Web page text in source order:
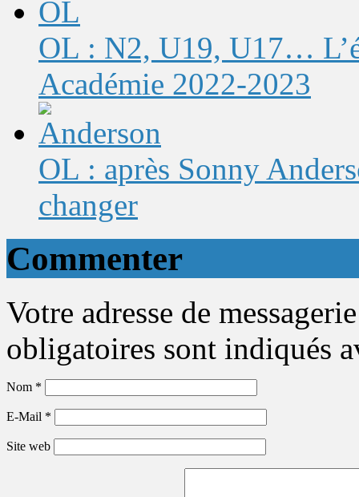
OL : N2, U19, U17…
Académie 2022-2023
OL : après Sonny
changer
Commenter
Votre adresse de
obligatoires sont indiqués
Nom *
E-Mail *
Site web